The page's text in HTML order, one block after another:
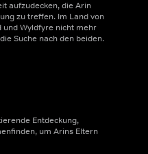
aufzudecken, die Arin
zu treffen. Im Land von
und Wyldfyre nicht mehr
Suche nach den beiden.
Entdeckung,
um Arins Eltern